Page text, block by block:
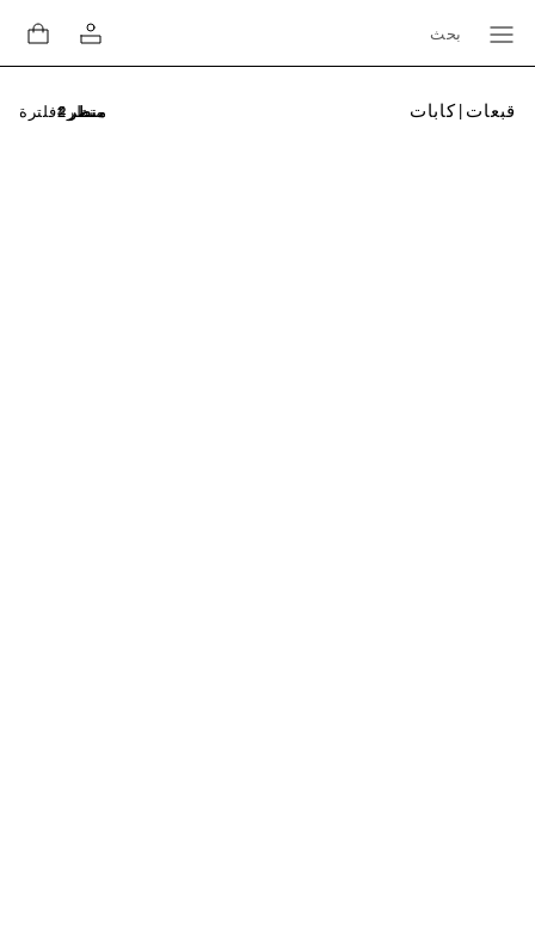
بحث
قبعات | كابات فلترة